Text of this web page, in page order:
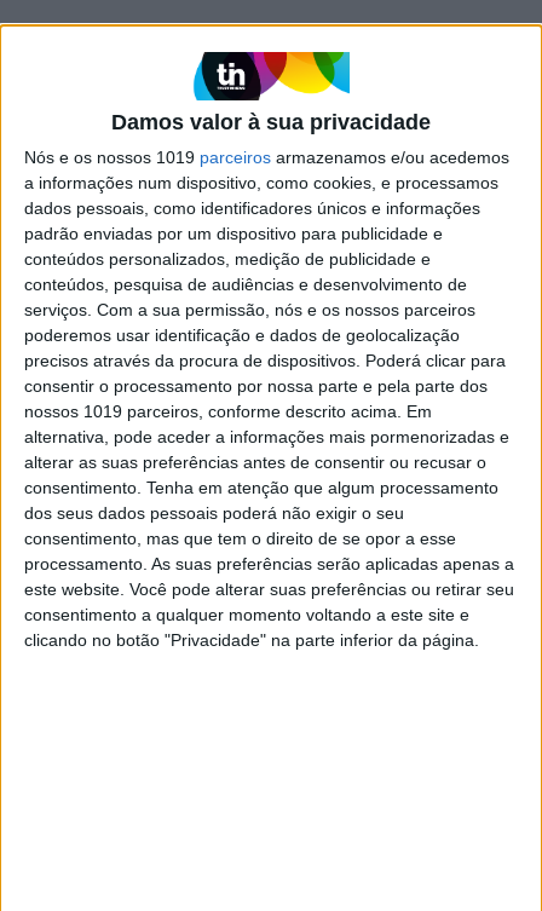
Damos valor à sua privacidade
Nós e os nossos 1019 parceiros armazenamos e/ou acedemos
a informações num dispositivo, como cookies, e processamos
dados pessoais, como identificadores únicos e informações
padrão enviadas por um dispositivo para publicidade e
conteúdos personalizados, medição de publicidade e
conteúdos, pesquisa de audiências e desenvolvimento de
serviços. Com a sua permissão, nós e os nossos parceiros
poderemos usar identificação e dados de geolocalização
precisos através da procura de dispositivos. Poderá clicar para
consentir o processamento por nossa parte e pela parte dos
nossos 1019 parceiros, conforme descrito acima. Em
alternativa, pode aceder a informações mais pormenorizadas e
alterar as suas preferências antes de consentir ou recusar o
consentimento. Tenha em atenção que algum processamento
dos seus dados pessoais poderá não exigir o seu
consentimento, mas que tem o direito de se opor a esse
processamento. As suas preferências serão aplicadas apenas a
este website. Você pode alterar suas preferências ou retirar seu
consentimento a qualquer momento voltando a este site e
clicando no botão "Privacidade" na parte inferior da página.